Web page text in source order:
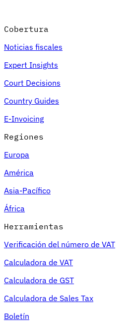
Cobertura
Noticias fiscales
Expert Insights
Court Decisions
Country Guides
E-Invoicing
Regiones
Europa
América
Asia-Pacífico
África
Herramientas
Verificación del número de VAT
Calculadora de VAT
Calculadora de GST
Calculadora de Sales Tax
Boletín